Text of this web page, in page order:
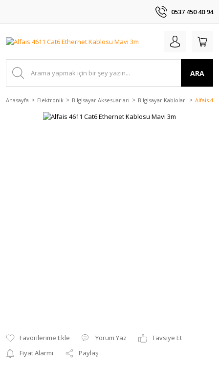
0537 450 40 94
ARA
Anasayfa Elektronik Bilgisayar Aksesuarları Bilgisayar Kabloları Alfais
Yorum Yaz
Tavsiye Et
Fiyat Alarmı
Paylaş